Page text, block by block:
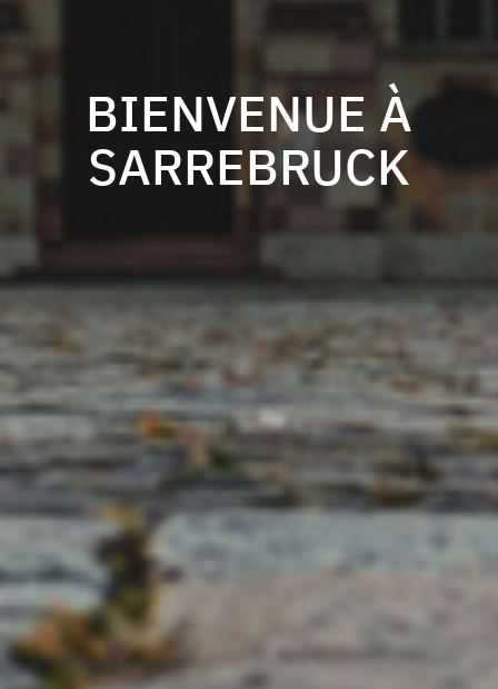
BIENVENUE À
SARREBRUCK